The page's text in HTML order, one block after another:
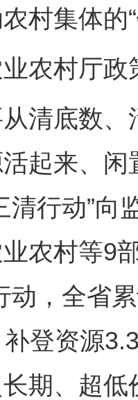
集体的“
村厅政
底数、
起来、
清行动”
农村等9
动，全省
登资源
期、超